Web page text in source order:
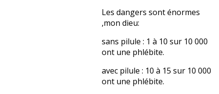
Les dangers sont énormes
,mon dieu:
sans pilule : 1 à 10 sur 10 000
ont une phlébite.
avec pilule : 10 à 15 sur 10 000
ont une phlébite.